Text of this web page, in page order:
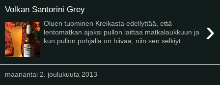
Volkan Santorini Grey
›
Oluen tuominen Kreikasta edellyttää, että
lentomatkan ajaksi pullon laittaa matkalaukkuun ja
kun pullon pohjalla on hiivaa, niin sen selkiyt...
maanantai 2. joulukuuta 2013